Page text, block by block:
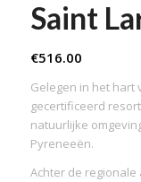
Saint
€516.00
Gelegen in het hart
gecertificeerd
natuurlijke
Pyreneeën.
Achter de